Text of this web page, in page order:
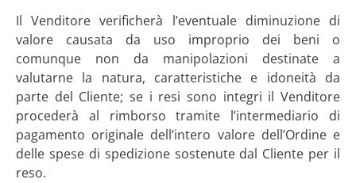
Il Venditore verificherà l’eventuale diminuzione di
valore causata da uso improprio dei beni o
comunque non da manipolazioni destinate a
valutarne la natura, caratteristiche e idoneità da
parte del Cliente; se i resi sono integri il Venditore
procederà al rimborso tramite l’intermediario di
pagamento originale dell’intero valore dell’Ordine e
delle spese di spedizione sostenute dal Cliente per il
reso.